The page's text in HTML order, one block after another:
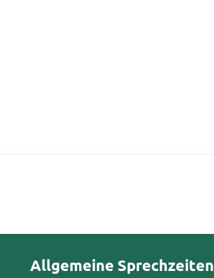
Allgemeine Sprechzeiten